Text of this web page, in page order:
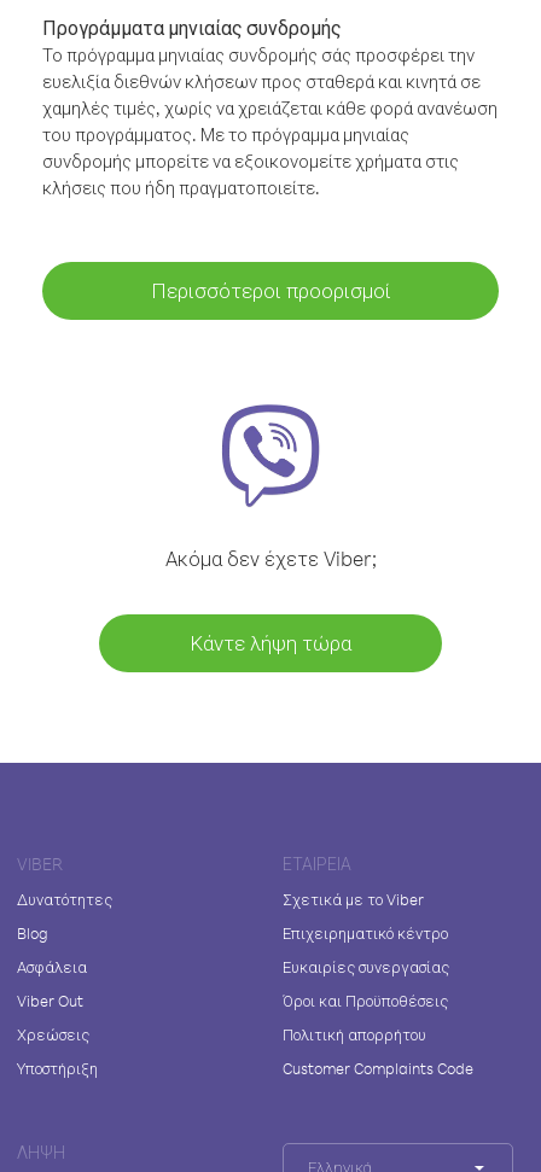
Προγράμματα μηνιαίας συνδρομής
Το πρόγραμμα μηνιαίας συνδρομής σάς προσφέρει την
ευελιξία διεθνών κλήσεων προς σταθερά και κινητά σε
χαμηλές τιμές, χωρίς να χρειάζεται κάθε φορά ανανέωση
του προγράμματος. Με το πρόγραμμα μηνιαίας
συνδρομής μπορείτε να εξοικονομείτε χρήματα στις
κλήσεις που ήδη πραγματοποιείτε.
Περισσότεροι προορισμοί
Ακόμα δεν έχετε Viber;
Κάντε λήψη τώρα
VIBER
Δυνατότητες
Blog
Ασφάλεια
Viber Out
Χρεώσεις
Υποστήριξη
ΕΤΑΙΡΕΊΑ
Σχετικά με το Viber
Επιχειρηματικό κέντρο
Ευκαιρίες συνεργασίας
Όροι και Προϋποθέσεις
Πολιτική απορρήτου
Customer Complaints Code
ΛΉΨΗ
Ελληνικά